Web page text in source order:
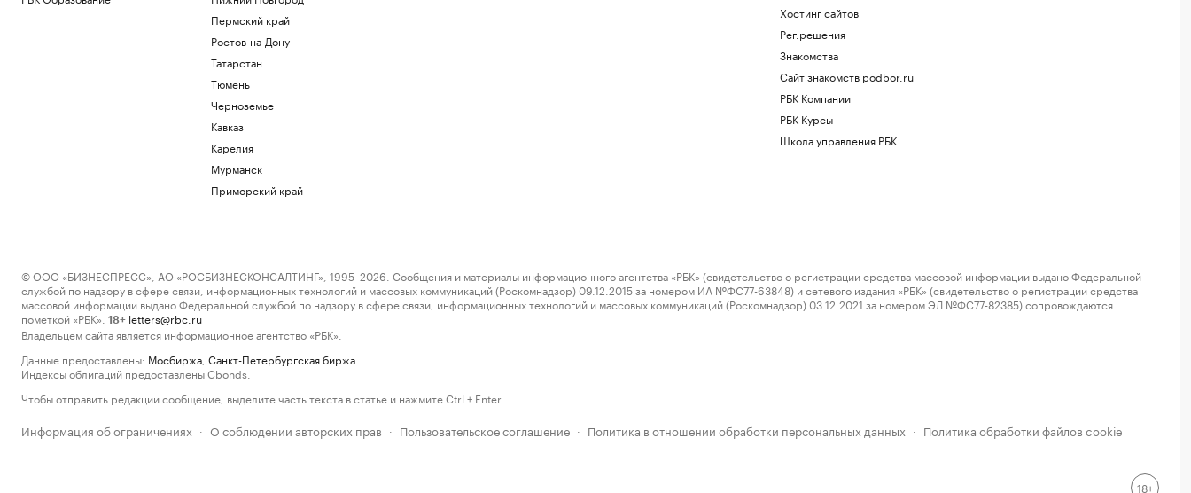
Пермский край
Ростов-на-Дону
Татарстан
Тюмень
Черноземье
Кавказ
Карелия
Мурманск
Приморский край
Хостинг сайтов
Рег.решения
Знакомства
Сайт знакомств podbor.ru
РБК Компании
РБК Курсы
Школа управления РБК
© ООО «БИЗНЕСПРЕСС», АО «РОСБИЗНЕСКОНСАЛТИНГ», 1995–2026. Сообщения и материалы информационного агентства «РБК» (свидетельство о регистрации средства массовой информации выдано Федеральной
службой по надзору в сфере связи, информационных технологий и массовых коммуникаций (Роскомнадзор) 09.12.2015 за номером ИА №ФС77-63848) и сетевого издания «РБК» (свидетельство о регистрации средства
массовой информации выдано Федеральной службой по надзору в сфере связи, информационных технологий и массовых коммуникаций (Роскомнадзор) 03.12.2021 за номером ЭЛ №ФС77-82385) сопровождаются
пометкой «РБК».
18+ letters@rbc.ru
Владельцем сайта является информационное агентство «РБК».
Данные предоставлены: Мосбиржа Санкт-Петербургская биржа
Индексы облигаций предоставлены Cbonds.
Чтобы отправить редакции сообщение, выделите часть текста в статье и нажмите Ctrl + Enter
Информация об ограничениях · О соблюдении авторских прав · Пользовательское соглашение · Политика в отношении обработки персональных данных · Политика обработки файлов cookie
18+